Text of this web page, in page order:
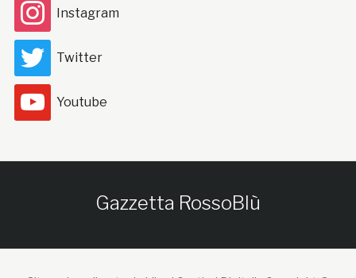
Instagram
Twitter
Youtube
Gazzetta RossoBlù